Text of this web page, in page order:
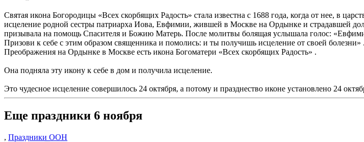
Святая икона Богородицы «Всех скорбящих Радость» стала известна с 1688 года, когда от нее, в
исцеление родной сестры патриарха Иова, Евфимии, жившей в Москве на Ордынке и страдавшей
призывала на помощь Спасителя и Божию Матерь. После молитвы болящая услышала голос:
Призови к себе с этим образом священника и помолись: и ты получишь исцеление от своей
Преображения на Ордынке в Москве есть икона Богоматери «Всех скорбящих Радость» .
Она подняла эту икону к себе в дом и получила исцеление.
Это чудесное исцеление совершилось 24 октября, а потому и празднество иконе установлено 24
Еще праздники 6 ноября
, Праздники ООН